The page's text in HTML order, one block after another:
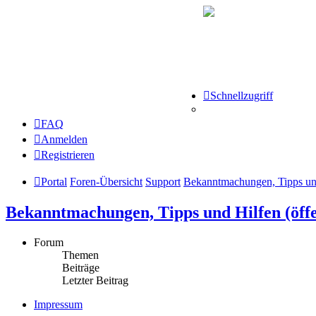
Schnellzugriff
FAQ
Anmelden
Registrieren
Portal Foren-Übersicht Support Bekanntmachungen, Tipps
Bekanntmachungen, Tipps und Hilfen
Forum
Themen
Beiträge
Letzter Beitrag
Impressum